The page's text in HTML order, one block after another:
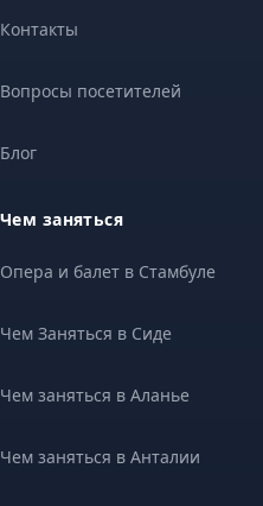
Контакты
Вопросы посетителей
Блог
Чем заняться
Опера и балет в Стамбуле
Чем Заняться в Сиде
Чем заняться в Аланье
Чем заняться в Анталии